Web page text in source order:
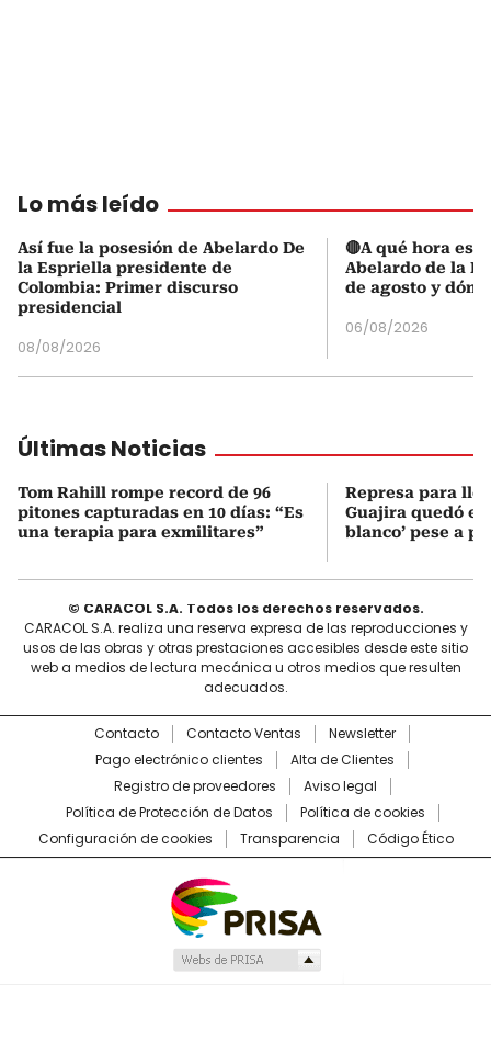
Lo más leído
Así fue la posesión de Abelardo De
la Espriella presidente de
Colombia: Primer discurso
presidencial
08/08/2026
🔴A qué hora es
Abelardo de la
de agosto y
06/08/2026
Últimas Noticias
Tom Rahill rompe record de 96
pitones capturadas en 10 días: “Es
una terapia para exmilitares”
Represa para
Guajira quedó en
blanco’ pese a
© CARACOL S.A. Todos los derechos reservados.
CARACOL S.A. realiza una reserva expresa de las reproducciones y
usos de las obras y otras prestaciones accesibles desde este sitio
web a medios de lectura mecánica u otros medios que resulten
adecuados.
Contacto Contacto Ventas
Newsletter
Pago electrónico clientes
Alta de Clientes
Registro de proveedores
Aviso legal
Política de Protección de Datos
Política de cookies
Configuración de cookies
Transparencia Código Ético